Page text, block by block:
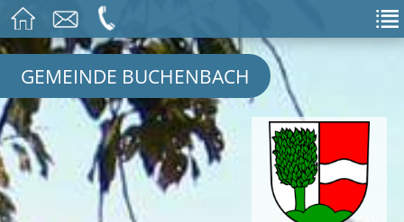
GEMEINDE BUCHENBACH